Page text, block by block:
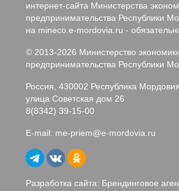
интернет-сайта Министерства
предпринимательства Республики
на mineco.e-mordovia.ru -
© 2013-2026 Министерство
предпринимательства Республики
Россия, 430002 Республика
улица Советская дом 26
8(8342) 39-15-00
E-mail: me-priem@e-mordovia.ru
Разработка сайта: Брендинговое